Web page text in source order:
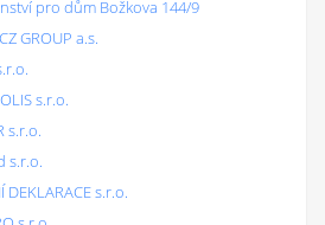
pro dům Božkova 144/9
GROUP a.s.
s.r.o.
s.r.o.
s.r.o.
DEKLARACE s.r.o.